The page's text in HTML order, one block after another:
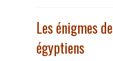
Les énigmes
égyptiens